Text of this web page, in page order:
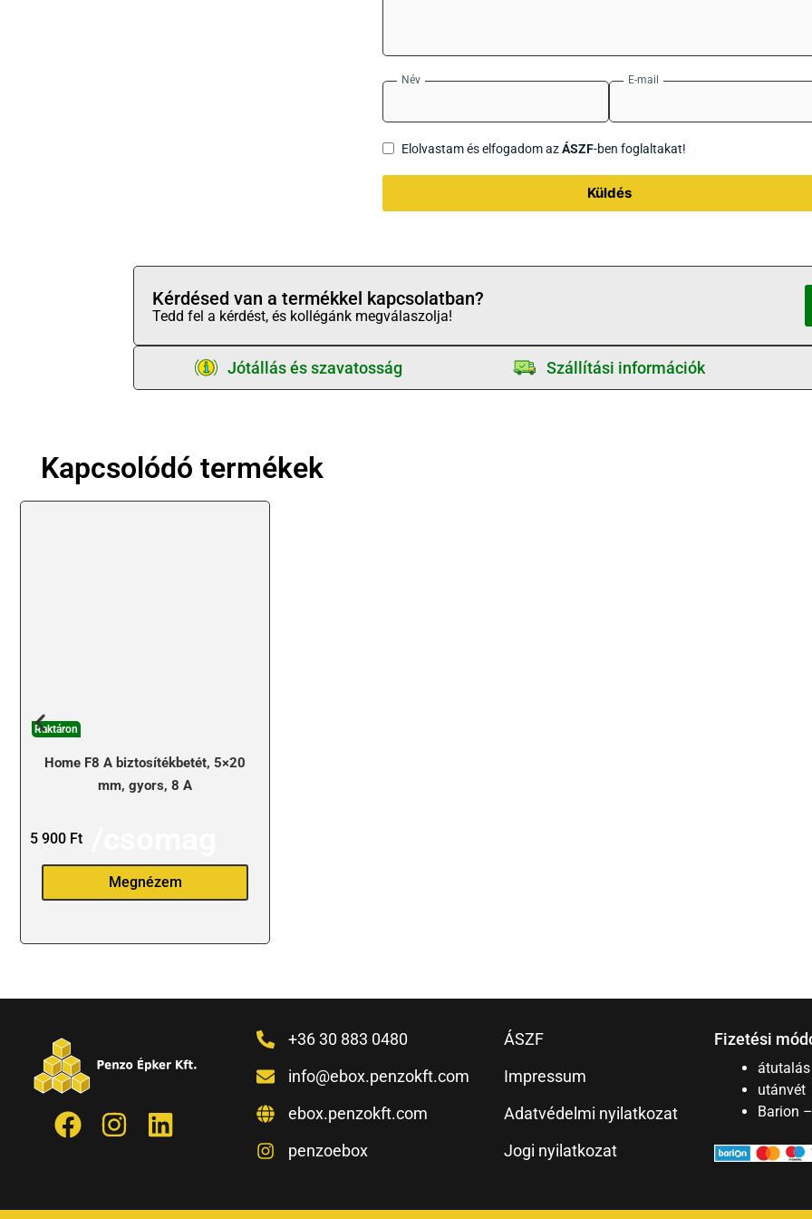
Név E-mail
Elolvastam és elfogadom azÁSZF-ben foglaltakat!
Küldés
Kérdésed van a termékkel kapcsolatban?
Tedd fel a kérdést, és kollégánk megválaszolja!
Jótállás és szavatosság Szállítási információk
Kapcsolódó termékek
Raktáron
Home F8 A biztosítékbetét, 5×20
mm, gyors, 8 A
5 900 Ft
Megnézem
+36 30 883 0480
info@ebox.penzokft.com
ebox.penzokft.com
penzoebox
ÁSZF
Impressum
Adatvédelmi nyilatkozat
Jogi nyilatkozat
Fizetési
átutalás
utánvét
Barion